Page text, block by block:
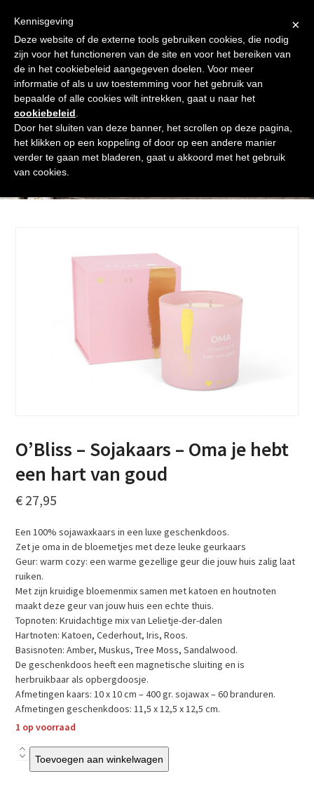
content
Afrekenen
Winkelmand Shop
Open
mobile
menu
Close
mobile
menu
Shop
O’Bliss – Sojakaars – Oma je hebt
een hart van goud
€ 27,95
Een 100% sojawaxkaars in een luxe geschenkdoos.
Zet je oma in de bloemetjes met deze leuke geurkaars
Geur: warm cozy: een warme gezellige geur die jouw huis zalig laat
ruiken.
Met zijn kruidige bloemenmix samen met katoen en houtnoten
maakt deze geur van jouw huis een echte thuis.
Topnoten: Kruidachtige mix van Lelietje-der-dalen
Hartnoten: Katoen, Cederhout, Iris, Roos.
Basisnoten: Amber, Muskus, Tree Moss, Sandalwood.
De geschenkdoos heeft een magnetische sluiting en is
herbruikbaar als opbergdoosje.
Afmetingen kaars: 10 x 10 cm – 400 gr. sojawax – 60 branduren.
Afmetingen geschenkdoos: 11,5 x 12,5 x 12,5 cm.
1 op voorraad
O’Bliss
Toevoegen aan winkelwagen
×
Kennisgeving
Deze website of de externe tools gebruiken cookies, die nodig
zijn voor het functioneren van de site en voor het bereiken van
de in het cookiebeleid aangegeven doelen. Voor meer
informatie of als u uw toestemming voor het gebruik van
bepaalde of alle cookies wilt intrekken, gaat u naar het
cookiebeleid
Door het sluiten van deze banner, het scrollen op deze pagina,
het klikken op een koppeling of door op een andere manier
verder te gaan met bladeren, gaat u akkoord met het gebruik
van cookies.